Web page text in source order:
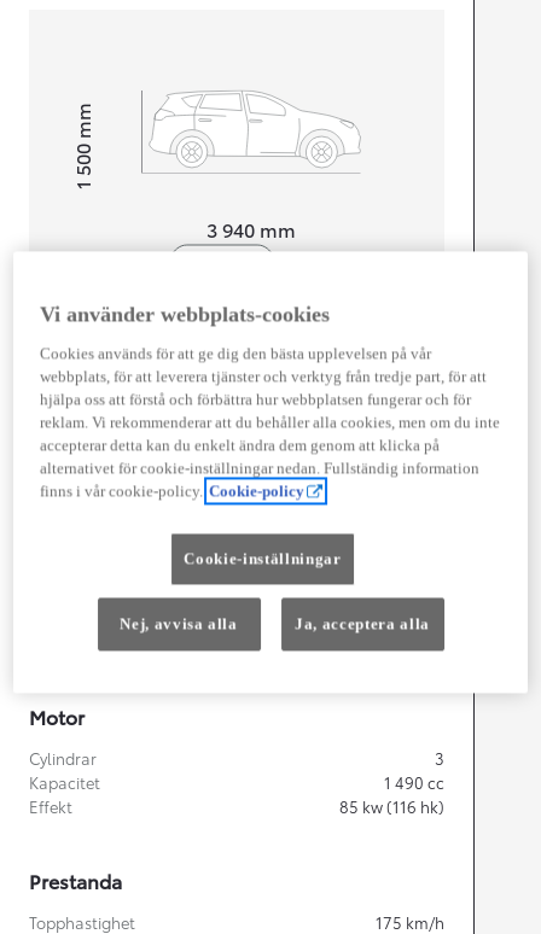
3 940 mm
Height1 500
mm
Width
1 745mm
EURO 6
Motor
Cylindrar
3
Kapacitet
1 490 cc
Effekt
85 kw (116 hk)
Prestanda
Topphastighet 175 km/h
Vi använder webbplats-cookies
Cookies används för att ge dig den bästa upplevelsen på vår
webbplats, för att leverera tjänster och verktyg från tredje part, för att
hjälpa oss att förstå och förbättra hur webbplatsen fungerar och för
reklam. Vi rekommenderar att du behåller alla cookies, men om du inte
accepterar detta kan du enkelt ändra dem genom att klicka på
alternativet för cookie-inställningar nedan. Fullständig information
finns i vår cookie-policy. Cookie-policy
Cookie-inställningar
Nej, avvisa alla Ja, acceptera alla